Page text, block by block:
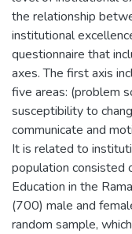
the relationship
institutional
questionnaire that
axes. The first axis
five areas: (problem
susceptibility to
communicate and
It is related to
population consisted
Education in the
(700) male and
random sample,